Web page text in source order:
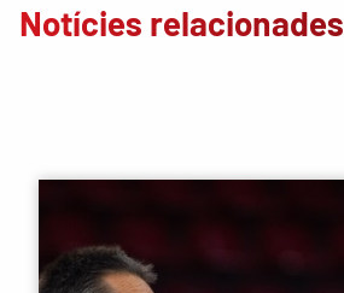
Notícies relacionades